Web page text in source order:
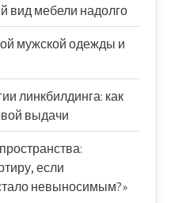
вид мебели надолго
мужской одежды и
линкбилдинга: как
выдачи
если
невыносимым?»